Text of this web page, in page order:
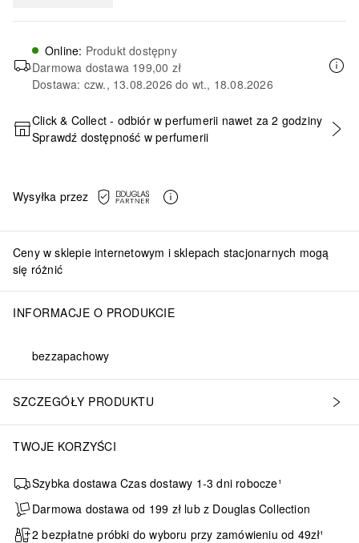
Online: Produkt dostępny
Darmowa dostawa 199,00 zł
Dostawa: czw., 13.08.2026 do wt., 18.08.2026
DODAJ DO KOSZYKA
Click & Collect - odbiór w perfumerii nawet za 2 godziny
Sprawdź dostępność w perfumerii
Wysyłka przez
Ceny w sklepie internetowym i sklepach stacjonarnych mogą
się różnić
INFORMACJE O PRODUKCIE
bezzapachowy
SZCZEGÓŁY PRODUKTU
TWOJE KORZYŚCI
Szybka dostawa Czas dostawy 1-3 dni robocze¹
Darmowa dostawa od 199 zł lub z Douglas Collection
2 bezpłatne próbki do wyboru przy zamówieniu od 49zł¹